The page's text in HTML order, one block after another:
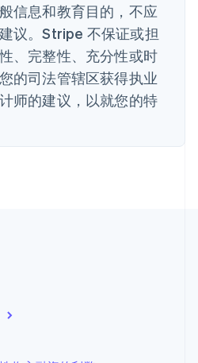
信息和教育目的，不应
议。Stripe 不保证或担
、完整性、充分性或时
的司法管辖区获得执业
师的建议，以就您的特